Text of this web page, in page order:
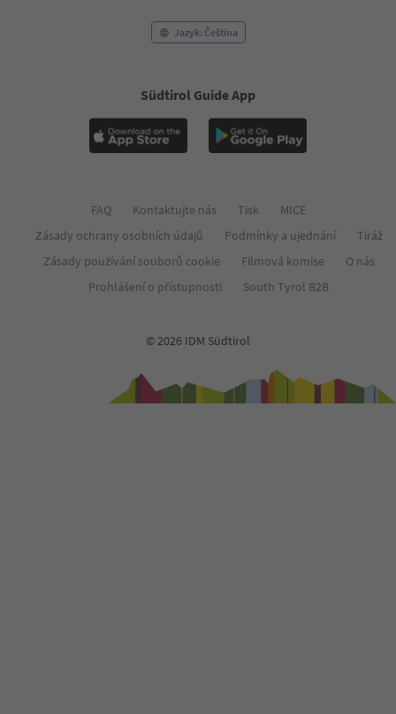
Jazyk: Čeština
Südtirol Guide App
FAQ Kontaktujte nás Tisk
MICE
Zásady ochrany osobních údajů
Podmínky a ujednání
Tiráž
Zásady používání souborů cookie
Filmová komise
O nás
Prohlášení o přístupnosti
South Tyrol B2B
© 2026 IDM Südtirol